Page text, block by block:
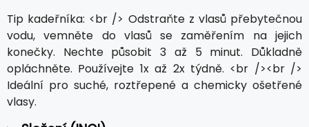
Tip kadeřníka: <br /> Odstraňte z vlasů přebytečnou
vodu, vemněte do vlasů se zaměřením na jejich
konečky. Nechte působit 3 až 5 minut. Důkladně
opláchněte. Používejte 1x až 2x týdně. <br /><br />
Ideální pro suché, roztřepené a chemicky ošetřené
vlasy.